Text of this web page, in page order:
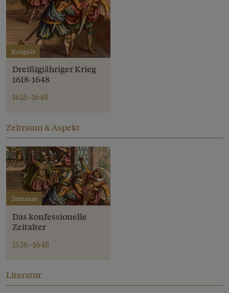
Ereignis
Dreißigjähriger Krieg
1618-1648
1618–1648
Zeitraum & Aspekt
Zeitraum
Das konfessionelle
Zeitalter
1526–1648
Literatur